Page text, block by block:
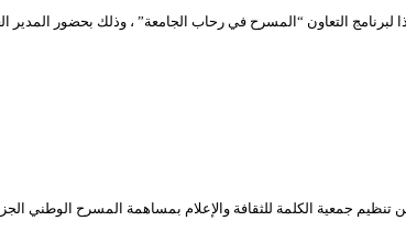
التعاون “المسرح في رحاب الجامعة” ، وذلك بحضور
للإحتفاء باللغة العربية امسية ثقافية من تنظيم جمعية الكلمة للثقافة والإعلام